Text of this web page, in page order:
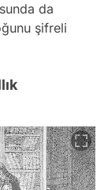
da
şifreli